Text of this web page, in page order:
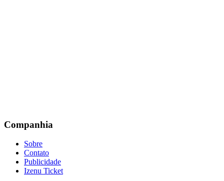
Companhia
Sobre
Contato
Publicidade
Izenu Ticket